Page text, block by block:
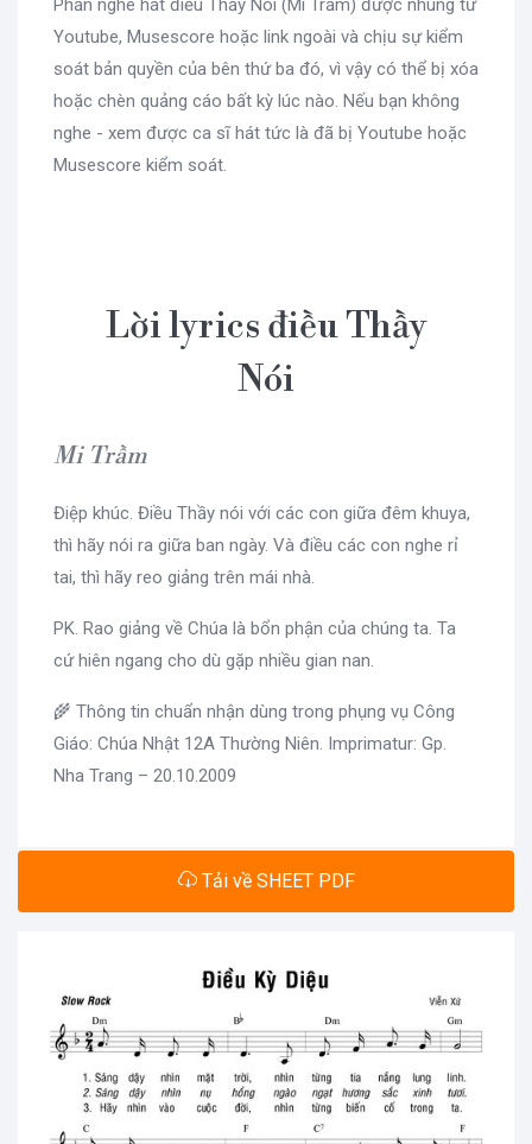
Phần nghe hát điều Thầy Nói (Mi Trầm) được nhúng từ
Youtube, Musescore hoặc link ngoài và chịu sự kiểm
soát bản quyền của bên thứ ba đó, vì vậy có thể bị xóa
hoặc chèn quảng cáo bất kỳ lúc nào. Nếu bạn không
nghe - xem được ca sĩ hát tức là đã bị Youtube hoặc
Musescore kiểm soát.
Lời lyrics điều Thầy
Nói
Mi Trầm
Điệp khúc. Điều Thầy nói với các con giữa đêm khuya,
thì hãy nói ra giữa ban ngày. Và điều các con nghe rỉ
tai, thì hãy reo giảng trên mái nhà.
PK. Rao giảng về Chúa là bổn phận của chúng ta. Ta
cứ hiên ngang cho dù gặp nhiều gian nan.
🌾 Thông tin chuẩn nhận dùng trong phụng vụ Công
Giáo: Chúa Nhật 12A Thường Niên. Imprimatur: Gp.
Nha Trang – 20.10.2009
Tải về SHEET PDF